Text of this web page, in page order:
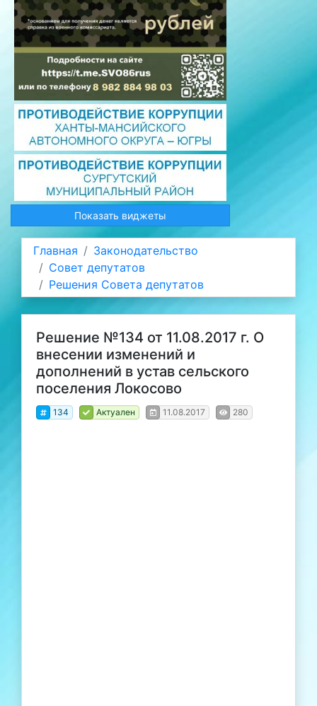
Показать виджеты
Главная
Законодательство
Совет депутатов
Решения Совета депутатов
Решение №134 от 11.08.2017 г. О
внесении изменений и
дополнений в устав сельского
поселения Локосово
134 Актуален 11.08.2017 280